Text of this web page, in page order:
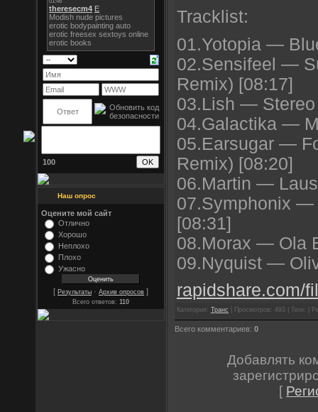
100
Наш опрос
Оцените мой сайт
Отлично
Хорошо
Неплохо
Плохо
Ужасно
[ Результаты · Архив опросов ]
Всего ответов: 110
Tracklist:
01.Yotopia —
02.Sensifeel —
Remix) [08:17]
03.Lish — Stereo
04.Galactika —
05.Earsugar —
Remix) [08:20]
06.Martin —
07.Symphonix —
[08:31]
08.Morax — Ola
09.Nyquist —
rapidshare.com/
Категория: Транс | Просмотров: 493 | Теги: |
Всего комментариев: 0
Добавлять
[